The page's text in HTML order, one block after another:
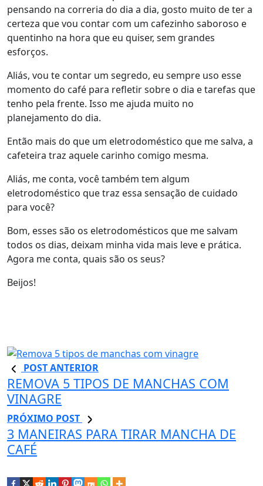
pensando na correria do dia a dia, gosto muito de ter a
certeza que vou contar com um cafezinho saboroso e
quentinho na hora que eu quiser, sem grandes
esforços.
Aliás, vou te contar um segredo, eu sempre uso esse
momento do café para refletir sobre o dia e tarefas que
tenho pela frente. Isso me ajuda muito no
planejamento do dia.
Então mais do que um eletrodoméstico que me salva, a
cafeteira traz aquele carinho comigo mesma.
Aliás, me conta, você também tem algum
eletrodoméstico que traz essa sensação de cuidado
para você?
Bom, esses são os eletrodomésticos que me salvam
todos os dias, deixam minha vida mais leve e prática.
Agora me conta, quais são os seus?
Beijos!
POST ANTERIOR
REMOVA 5 TIPOS DE MANCHAS COM
VINAGRE
PRÓXIMO POST
3 MANEIRAS PARA TIRAR MANCHA DE
CAFÉ